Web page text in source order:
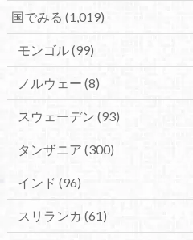
国でみる (1,019)
モンゴル(99)
ノルウェー (8)
スウェーデン (93)
タンザニア (300)
インド (96)
スリランカ (61)